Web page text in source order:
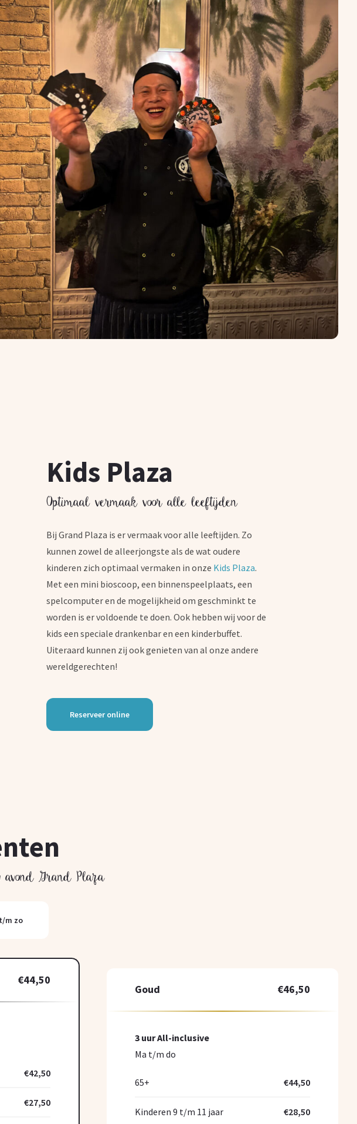
Kids Plaza
Optimaal vermaak voor alle leeftijden
Bij Grand Plaza is er vermaak voor alle leeftijden. Zo
kunnen zowel de alleerjongste als de wat oudere
kinderen zich optimaal vermaken in onze Kids Plaza.
Met een mini bioscoop, een binnenspeelplaats, een
spelcomputer en de mogelijkheid om geschminkt te
worden is er voldoende te doen. Ook hebben wij voor de
kids een speciale drankenbar en een kinderbuffet.
Uiteraard kunnen zij ook genieten van al onze andere
wereldgerechten!
Reserveer online
Grand Plaza
m zo
€44,50
€42,50
€27,50
Goud €46,50
3 uur All-inclusive
Ma t/m do
65+ €44,50
Kinderen 9 t/m 11 jaar €28,50